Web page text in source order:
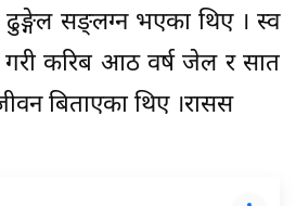
ढुङ्गेल सङ्लग्न भएका थिए । स्व
करिब आठ वर्ष जेल र सात
बिताएका थिए ।रासस